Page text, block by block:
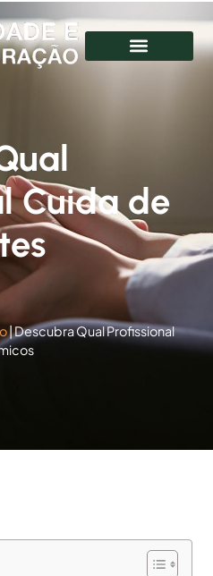
Cuida de
|Descubra Qual Profissional